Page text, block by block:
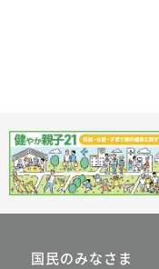
国民のみなさま